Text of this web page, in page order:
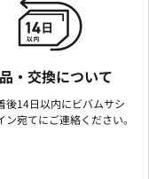
・交換について
後14日以内にビバムサシ
ン宛てにご連絡ください。